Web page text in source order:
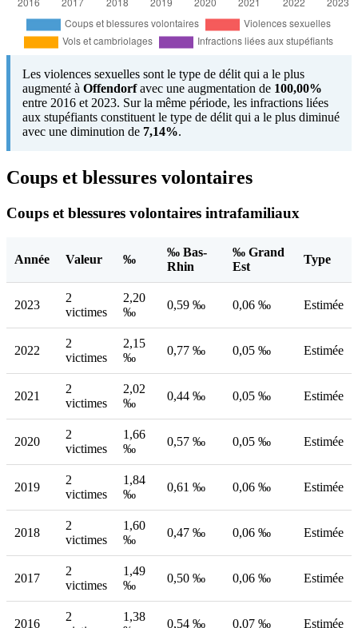
Les violences sexuelles sont le type de délit qui a le plus
augmenté à Offendorfavec une augmentation de 100,00%
entre 2016 et 2023. Sur la même période, les infractions liées
aux stupéfiants constituent le type de délit qui a le plus diminué
avec une diminution de 7,14%.
Coups et blessures volontaires
Coups et blessures volontaires intrafamiliaux
Année Valeur ‰
‰ Bas-
Rhin
‰ Grand
Est
Type
2023
2
victimes
2,20
‰
0,59 ‰ 0,06 ‰ Estimée
2022
2
victimes
2,15
‰
0,77 ‰ 0,05 ‰ Estimée
2021
2
victimes
2,02
‰
0,44 ‰ 0,05 ‰ Estimée
2020
2
victimes
1,66
‰
0,57 ‰ 0,05 ‰ Estimée
2019
2
victimes
1,84
‰
0,61 ‰ 0,06 ‰ Estimée
2018
2
victimes
1,60
‰
0,47 ‰ 0,06 ‰ Estimée
2017
2
victimes
1,49
‰
0,50 ‰ 0,06 ‰ Estimée
2016
2
1,38
0,54 ‰ 0,07 ‰ Estimée